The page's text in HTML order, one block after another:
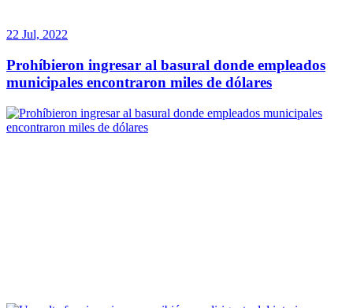
22 Jul, 2022
Prohíbieron ingresar al basural donde empleados
municipales encontraron miles de dólares